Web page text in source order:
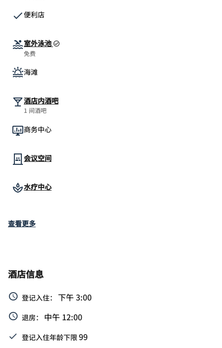
便利店
室外泳池
免费
海滩
酒店内酒吧
1 间酒吧
商务中心
会议空间
水疗中心
查看更多
酒店信息
登记入住： 下午 3:00
退房： 中午 12:00
登记入住年龄下限 99